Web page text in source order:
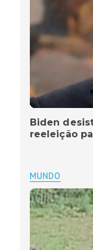
Biden
reeleição
MUNDO